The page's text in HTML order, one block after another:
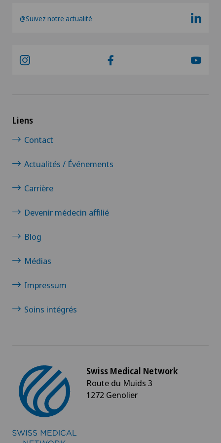
@Suivez notre actualité
Liens
Contact
Actualités / Événements
Carrière
Devenir médecin affilié
Blog
Médias
Impressum
Soins intégrés
Swiss Medical Network
Route du Muids 3
1272 Genolier